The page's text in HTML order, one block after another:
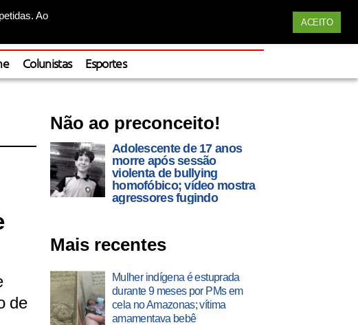
Ao
ACEITO
Colunistas Esportes
de
Não ao preconceito!
Adolescente de 17 anos
morre após sessão
violenta de bullying
homofóbico; vídeo mostra
agressores fugindo
Mais recentes
Mulher indígena é estuprada
durante 9 meses por PMs em
cela no Amazonas; vítima
amamentava bebê